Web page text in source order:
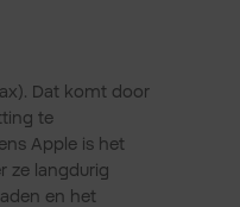
Dat komt door
te
Apple is het
ze langdurig
en het